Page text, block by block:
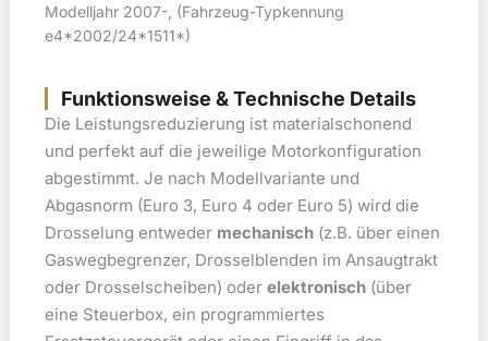
Modelljahr 2007-, (Fahrzeug-Typkennung
e4*2002/24*1511*)
Funktionsweise & Technische Details
Die Leistungsreduzierung ist materialschonend
und perfekt auf die jeweilige Motorkonfiguration
abgestimmt. Je nach Modellvariante und
Abgasnorm (Euro 3, Euro 4 oder Euro 5) wird die
Drosselung entweder mechanisch (z.B. über einen
Gaswegbegrenzer, Drosselblenden im Ansaugtrakt
oder Drosselscheiben) oder elektronisch (über
eine Steuerbox, ein programmiertes